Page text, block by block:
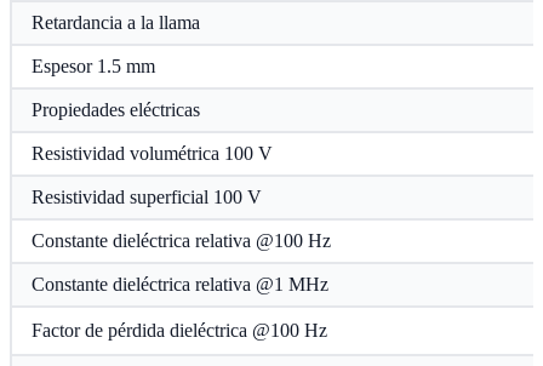
Retardancia a la llama
Espesor 1.5 mm
Propiedades eléctricas
Resistividad volumétrica 100 V
Resistividad superficial 100 V
Constante dieléctrica relativa @100 Hz
Constante dieléctrica relativa @1 MHz
Factor de pérdida dieléctrica @100 Hz